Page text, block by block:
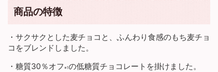
商品の特徴
・サクサクとした麦チョコと、ふんわり食感のもち麦チョ
コをブレンドしました。
・糖質30％オフ ※1の低糖質チョコレートを掛けました。